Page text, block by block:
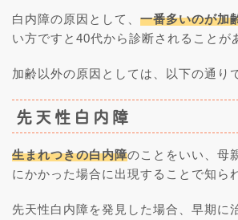
白内障の原因として、 一番多いのが加
い方ですと40代から診断されることが
加齢以外の原因としては、以下の通り
先天性白内障
生まれつきの白内障のことをいい、母
にかかった場合に出現することで知ら
先天性白内障を発見した場合、早期に